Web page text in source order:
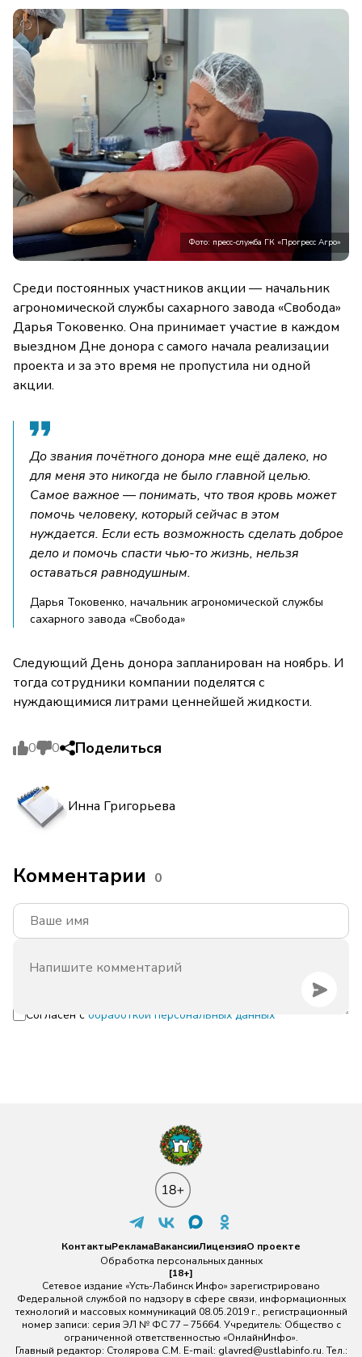
Фото: пресс-служба ГК «Прогресс Агро»
Среди постоянных участников акции — начальник
агрономической службы сахарного завода «Свобода»
Дарья Токовенко. Она принимает участие в каждом
выездном Дне донора с самого начала реализации
проекта и за это время не пропустила ни одной
акции.
До звания почётного донора мне ещё далеко, но
для меня это никогда не было главной целью.
Самое важное — понимать, что твоя кровь может
помочь человеку, который сейчас в этом
нуждается. Если есть возможность сделать доброе
дело и помочь спасти чью-то жизнь, нельзя
оставаться равнодушным.
Дарья Токовенко, начальник агрономической службы
сахарного завода «Свобода»
Следующий День донора запланирован на ноябрь. И
тогда сотрудники компании поделятся с
нуждающимися литрами ценнейшей жидкости.
0 0 Поделиться
Инна Григорьева
Комментарии 0
Согласен с обработкой персональных данных
КонтактыРекламаВакансииЛицензияО проекте
Обработка персональных данных
[18+]
Сетевое издание «Усть-Лабинск Инфо» зарегистрировано
Федеральной службой по надзору в сфере связи, информационных
технологий и массовых коммуникаций 08.05.2019 г., регистрационный
номер записи: серия ЭЛ № ФС 77 – 75664. Учредитель: Общество с
ограниченной ответственностью «ОнлайнИнфо».
Главный редактор: Столярова С.М. E-mail: glavred@ustlabinfo.ru. Тел.: